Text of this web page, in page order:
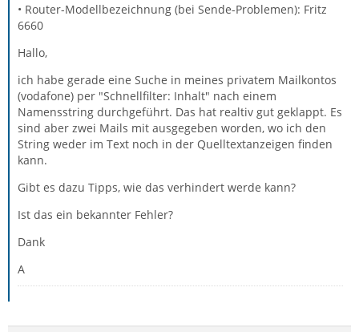
• Router-Modellbezeichnung (bei Sende-Problemen): Fritz
6660
Hallo,
ich habe gerade eine Suche in meines privatem Mailkontos
(vodafone) per "Schnellfilter: Inhalt" nach einem
Namensstring durchgeführt. Das hat realtiv gut geklappt. Es
sind aber zwei Mails mit ausgegeben worden, wo ich den
String weder im Text noch in der Quelltextanzeigen finden
kann.
Gibt es dazu Tipps, wie das verhindert werde kann?
Ist das ein bekannter Fehler?
Dank
A